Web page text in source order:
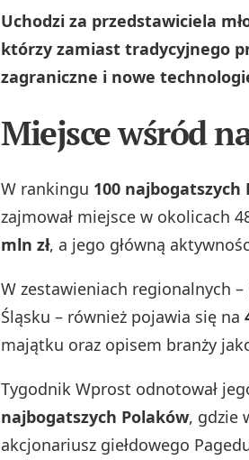
Uchodzi za przedstawiciela
którzy zamiast tradycyjnego
zagraniczne i nowe
Miejsce wśród
W rankingu 100 najbogatszych
zajmował miejsce w okolicach
mln zł, a jego główną
W zestawieniach regionalnych
Śląsku – również pojawia się na
majątku oraz opisem branży
Tygodnik Wprost odnotował
najbogatszych Polaków, gdzie
akcjonariusz giełdowego